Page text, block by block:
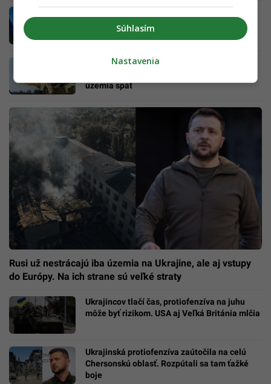
zbraní. Ukrajina naspäť dobyla stovky
„Začiatok konca pre barbarské impérium.“
územia späť
Rusi už nestrácajú iba územia na Ukrajine, ale aj vstupy
do Európy. Na ich strane sú veľké straty
Ukrajincov tlačí čas, protiofenzíva na juhu
môže byť rizikom. USA aj Veľká Británia mlčia
Ukrajinská protiofenzíva zaútočila na celú
Chersonskú oblasť. Rozpútali sa tam ťažké
boje
Súhlasím
Nastavenia